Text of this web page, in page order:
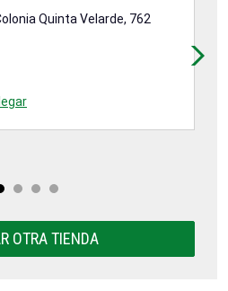
Quinta Velarde, 762
OTRA TIENDA